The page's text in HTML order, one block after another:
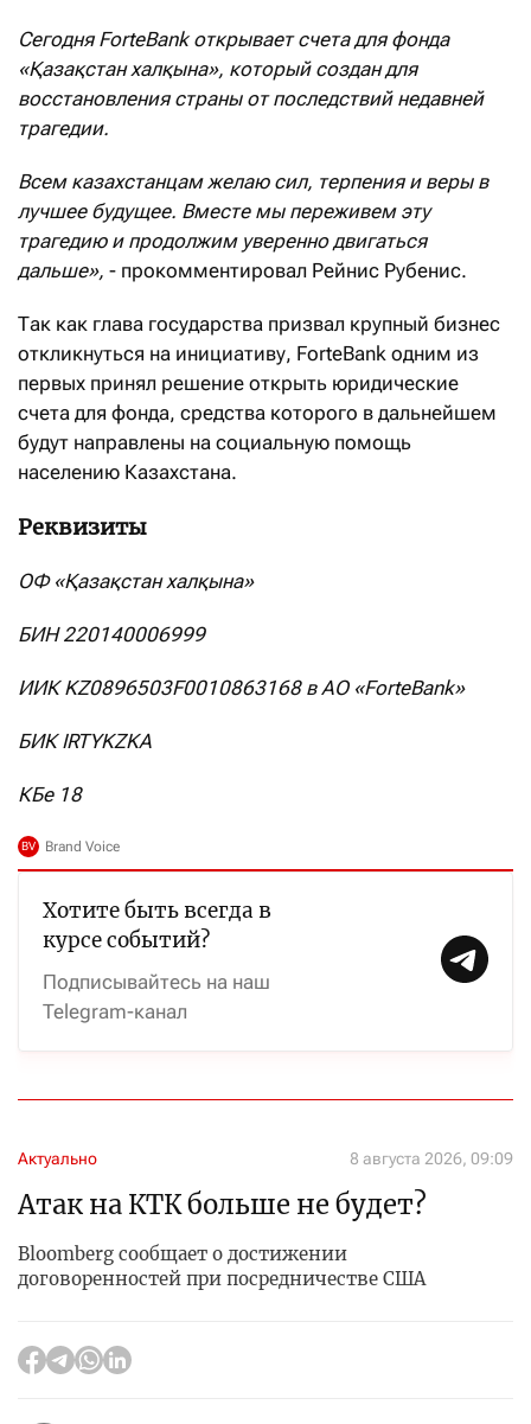
Сегодня ForteBank открывает счета для фонда
«Қазақстан халқына», который создан для
восстановления страны от последствий недавней
трагедии.
Всем казахстанцам желаю сил, терпения и веры в
лучшее будущее. Вместе мы переживем эту
трагедию и продолжим уверенно двигаться
дальше», - прокомментировал Рейнис Рубенис.
Так как глава государства призвал крупный бизнес
откликнуться на инициативу, ForteBank одним из
первых принял решение открыть юридические
счета для фонда, средства которого в дальнейшем
будут направлены на социальную помощь
населению Казахстана.
Реквизиты
ОФ «Қазақстан халқына»
БИН 220140006999
ИИК KZ0896503F0010863168 в АО «ForteBank»
БИК IRTYKZKA
КБе 18
Хотите быть всегда в
курсе событий?
Подписывайтесь на наш
Telegram-канал
Актуально 8 августа 2026, 09:09
Атак на КТК больше не будет?
Bloomberg сообщает о достижении
договоренностей при посредничестве США